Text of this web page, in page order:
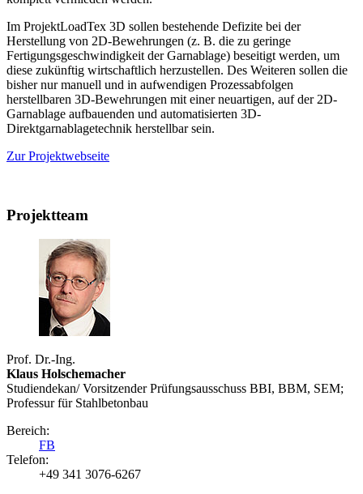
Im ProjektLoadTex 3D sollen bestehende Defizite bei der
Herstellung von 2D-Bewehrungen (z. B. die zu geringe
Fertigungsgeschwindigkeit der Garnablage) beseitigt werden, um
diese zukünftig wirtschaftlich herzustellen. Des Weiteren sollen die
bisher nur manuell und in aufwendigen Prozessabfolgen
herstellbaren 3D-Bewehrungen mit einer neuartigen, auf der 2D-
Garnablage aufbauenden und automatisierten 3D-
Direktgarnablagetechnik herstellbar sein.
Zur Projektwebseite
Projektteam
Prof. Dr.-Ing.
Klaus Holschemacher
Studiendekan/ Vorsitzender Prüfungsausschuss BBI, BBM, SEM;
Professur für Stahlbetonbau
Bereich:
FB
Telefon:
+49 341 3076-6267